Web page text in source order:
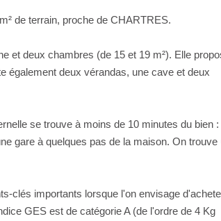
de terrain, proche de CHARTRES.
et deux chambres (de 15 et 19 m²). Elle
également deux vérandas, une cave et deux
se trouve à moins de 10 minutes du bien :
gare à quelques pas de la maison. On trouve
clés importants lorsque l'on envisage
GES est de catégorie A (de l'ordre de 4 Kg